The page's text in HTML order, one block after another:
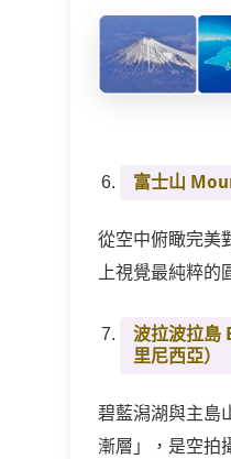
富士山
從空中俯瞰完美
上視覺最純粹的
波拉波拉島
里尼西亞）
碧藍潟湖與主島
漸層」，是空拍